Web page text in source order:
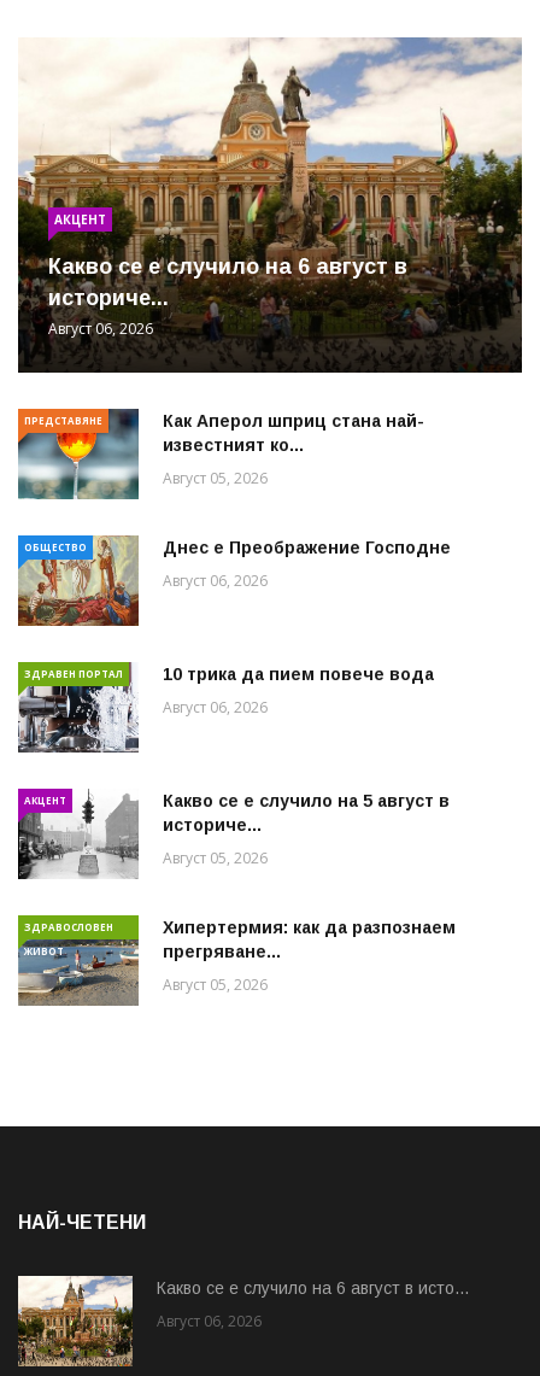
АКЦЕНТ
Какво се е случило на 6 август в
историче...
Август 06, 2026
ПРЕДСТАВЯНЕ
Как Аперол шприц стана най-
известният ко...
Август 05, 2026
ОБЩЕСТВО Днес е Преображение Господне
Август 06, 2026
ЗДРАВЕН ПОРТАЛ 10 трика да пием повече вода
Август 06, 2026
АКЦЕНТ
Какво се е случило на 5 август в
историче...
Август 05, 2026
ЗДРАВОСЛОВЕН
ЖИВОТ
Хипертермия: как да разпознаем
прегряване...
Август 05, 2026
НАЙ-ЧЕТЕНИ
Какво се е случило на 6 август в исто...
Август 06, 2026